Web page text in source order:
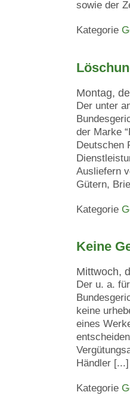
sowie der
Kategorie
Montag,
Der unter
der Marke
Deutschen
Ausliefern
Gütern,
Kategorie
Keine
Mittwoch,
Der u. a.
keine
eines
Händler [...]
Kategorie